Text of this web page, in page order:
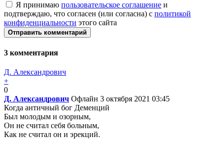
Я принимаю пользовательское соглашение и
подтверждаю, что согласен (или согласна) с политикой
конфиденциальности этого сайта
Отправить комментарий
3 комментария
Д. Александрович
+
0
Д. Александрович Офлайн 3 октября 2021 03:45
Когда античный бог Деменций
Был молодым и озорным,
Он не считал себя больным,
Как не считал он и эрекций.